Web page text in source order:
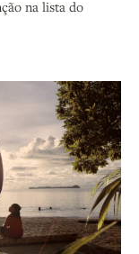
na lista do